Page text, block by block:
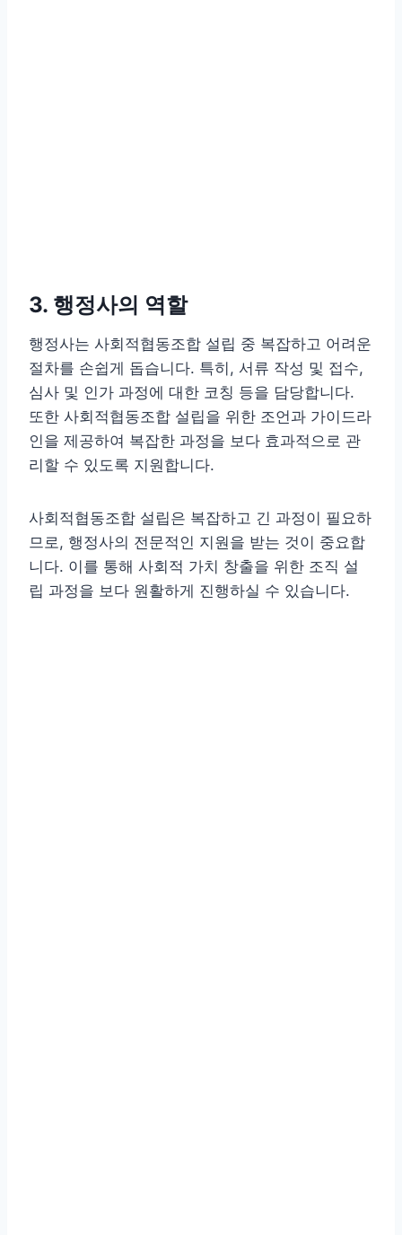
3. 행정사의 역할
행정사는 사회적협동조합 설립 중 복잡하고 어려운
절차를 손쉽게 돕습니다. 특히, 서류 작성 및 접수,
심사 및 인가 과정에 대한 코칭 등을 담당합니다.
또한 사회적협동조합 설립을 위한 조언과 가이드라
인을 제공하여 복잡한 과정을 보다 효과적으로 관
리할 수 있도록 지원합니다.
사회적협동조합 설립은 복잡하고 긴 과정이 필요하
므로, 행정사의 전문적인 지원을 받는 것이 중요합
니다. 이를 통해 사회적 가치 창출을 위한 조직 설
립 과정을 보다 원활하게 진행하실 수 있습니다.